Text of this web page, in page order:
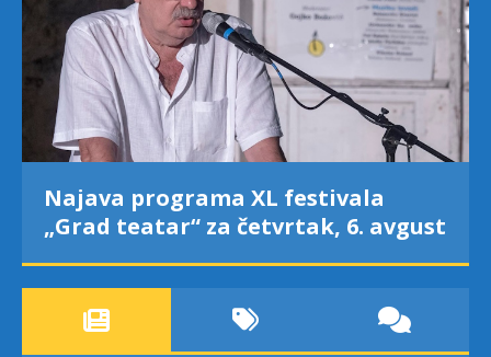
Najava programa XL festivala
„Grad teatar“ za četvrtak, 6. avgust